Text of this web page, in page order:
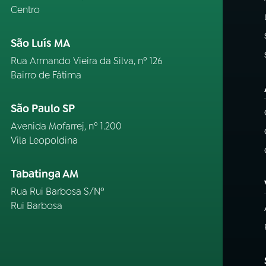
Centro
São Luís MA
Rua Armando Vieira da Silva, nº 126
Bairro de Fátima
São Paulo SP
Avenida Mofarrej, nº 1.200
Vila Leopoldina
Tabatinga AM
Rua Rui Barbosa S/Nº
Rui Barbosa